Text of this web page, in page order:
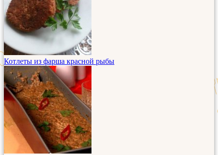
Котлеты из фарша красной рыбы